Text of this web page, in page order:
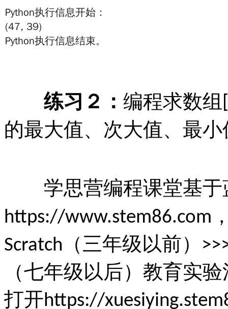
练习２： 编程求数组
的最大值、次大值、最
学思营编程课堂基于
https://www.stem86.com
Scratch （三年级以前）
（七年级以后）教育实
打开https://